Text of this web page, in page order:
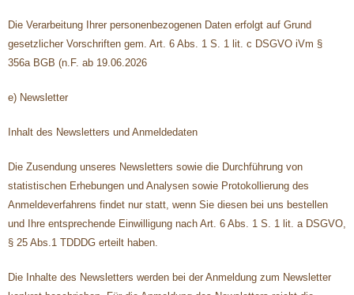
Die Verarbeitung Ihrer personenbezogenen Daten erfolgt auf Grund
gesetzlicher Vorschriften gem. Art. 6 Abs. 1 S. 1 lit. c DSGVO iVm §
356a BGB (n.F. ab 19.06.2026
e) Newsletter
Inhalt des Newsletters und Anmeldedaten
Die Zusendung unseres Newsletters sowie die Durchführung von
statistischen Erhebungen und Analysen sowie Protokollierung des
Anmeldeverfahrens findet nur statt, wenn Sie diesen bei uns bestellen
und Ihre entsprechende Einwilligung nach Art. 6 Abs. 1 S. 1 lit. a DSGVO,
§ 25 Abs.1 TDDDG erteilt haben.
Die Inhalte des Newsletters werden bei der Anmeldung zum Newsletter